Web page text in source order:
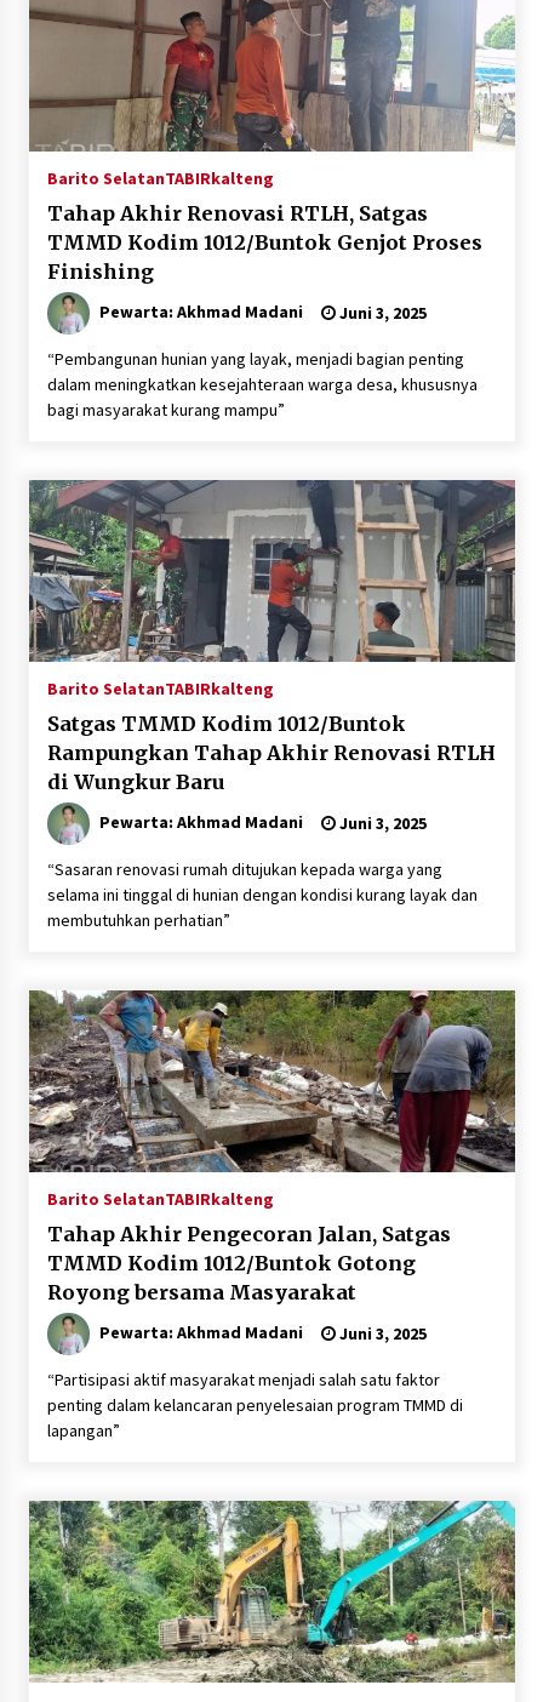
Barito SelatanTABIRkalteng
Tahap Akhir Renovasi RTLH, Satgas
TMMD Kodim 1012/Buntok Genjot Proses
Finishing
Pewarta: Akhmad Madani Juni 3, 2025
“Pembangunan hunian yang layak, menjadi bagian penting
dalam meningkatkan kesejahteraan warga desa, khususnya
bagi masyarakat kurang mampu”
Barito SelatanTABIRkalteng
Satgas TMMD Kodim 1012/Buntok
Rampungkan Tahap Akhir Renovasi RTLH
di Wungkur Baru
Pewarta: Akhmad Madani Juni 3, 2025
“Sasaran renovasi rumah ditujukan kepada warga yang
selama ini tinggal di hunian dengan kondisi kurang layak dan
membutuhkan perhatian”
Barito SelatanTABIRkalteng
Tahap Akhir Pengecoran Jalan, Satgas
TMMD Kodim 1012/Buntok Gotong
Royong bersama Masyarakat
Pewarta: Akhmad Madani Juni 3, 2025
“Partisipasi aktif masyarakat menjadi salah satu faktor
penting dalam kelancaran penyelesaian program TMMD di
lapangan”